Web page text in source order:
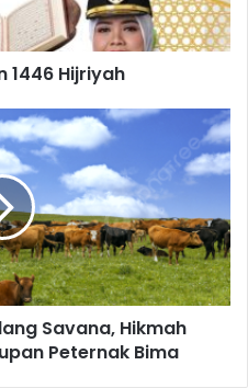
1446 Hijriyah
Savana, Hikmah
Peternak Bima